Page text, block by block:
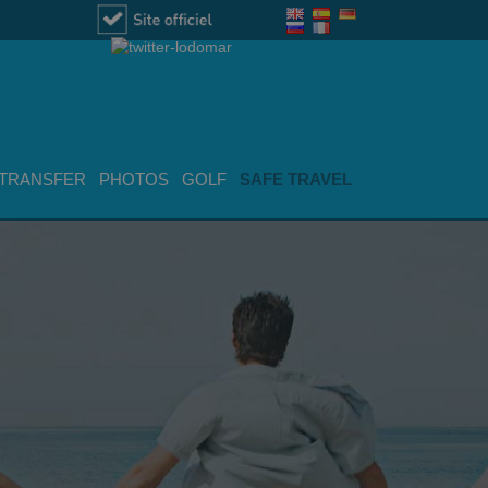
PHOTOS GOLF SAFE TRAVEL